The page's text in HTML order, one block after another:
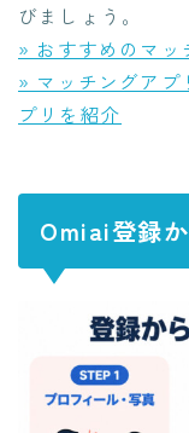
びましょう。
» おすすめのマッ
» マッチングアプ
プリを紹介
Omiai登録